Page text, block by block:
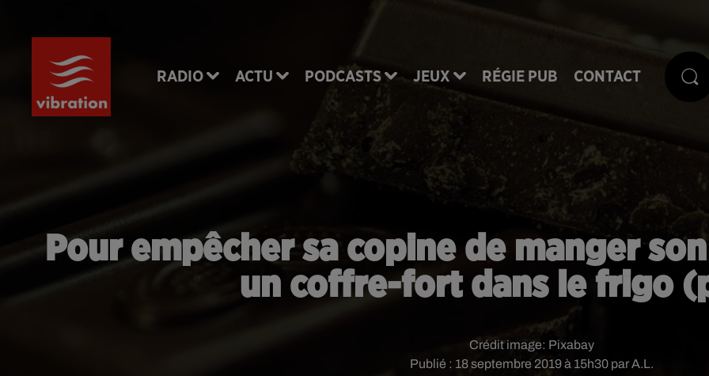
RADIO ACTU PODCASTS JEUX RÉGIE PUB CONTACT
Pour empêcher sa copine de manger
un coffre-fort dans le frigo
Publié : 18 septembre 2019 à 15h30 par A.L.
Crédit image: Pixabay